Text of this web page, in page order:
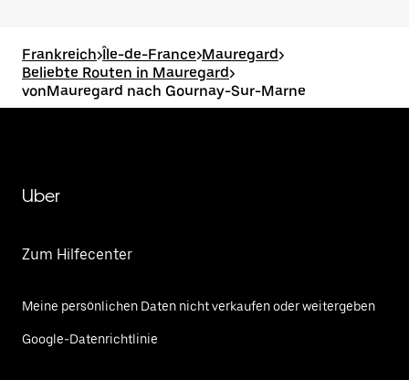
Frankreich>Île-de-France>Mauregard>
Beliebte Routen in Mauregard>
vonMauregard nach Gournay-Sur-Marne
Uber
Zum Hilfecenter
Meine persönlichen Daten nicht verkaufen oder weitergeben
Google-Datenrichtlinie